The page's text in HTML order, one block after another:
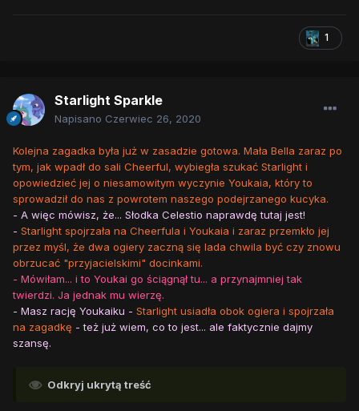
1
Starlight Sparkle
Napisano Czerwiec 26, 2020
Kolejna zagadka była już w zasadzie gotowa. Mała Bella zaraz po
tym, jak wpadł do sali Cheerful, wybiegła szukać Starlight i
opowiedzieć jej o niesamowitym wyczynie Youkaia, który to
sprowadził do nas z powrotem naszego podejrzanego kucyka.
- A więc mówisz, że... Słodka Celestio naprawdę tutaj jest!
- Starlight spojrzała na Cheerfula i Youkaia i zaraz przemkło jej
przez myśl, że dwa ogiery zaczną się lada chwila być czy znowu
obrzucać "przyjacielskimi" docinkami.
- Mówiłam... i to Youkai go ściągnął tu... a przynajmniej tak
twierdzi. Ja jednak mu wierzę.
- Masz rację Youkaiku - Starlight usiadła obok ogiera i spojrzała
na zagadkę - też już wiem, co to jest... ale faktycznie dajmy
szansę.
Odkryj ukrytą treść